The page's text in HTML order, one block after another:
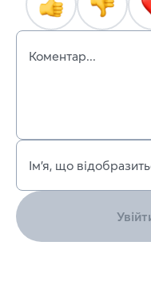
Коментар...
Ім’я, що